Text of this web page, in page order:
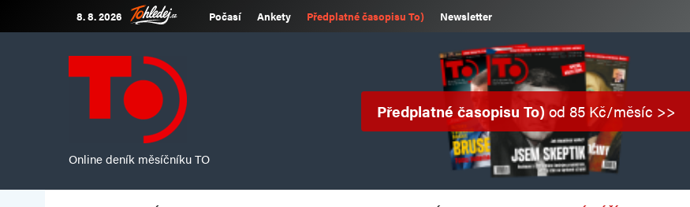
8. 8. 2026 Počasí Ankety Předplatné časopisu To) Newsletter
Online deník měsíčníku TO
Předplatné časopisu To)od 85 Kč/měsíc >>